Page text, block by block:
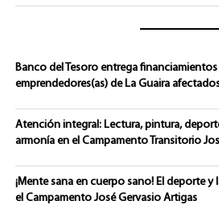
Banco del Tesoro entrega
emprendedores(as) de La Guaira
Atención integral: Lectura, pintura,
armonía en el Campamento Transitorio
¡Mente sana en cuerpo sano! El deporte y
el Campamento José Gervasio Artigas